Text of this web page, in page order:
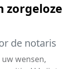
zorgeloze
de notaris
wensen,